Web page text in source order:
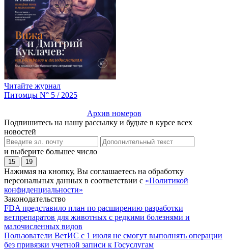
Читайте журнал
Питомцы N° 5 / 2025
Архив номеров
Подпишитесь на нашу рассылку и будьте в курсе всех
новостей
и выберите большее число
15 19
Нажимая на кнопку, Вы соглашаетесь на обработку
персональных данных в соответствии с «Политикой
конфиденциальности»
Законодательство
FDA представило план по расширению разработки
ветпрепаратов для животных с редкими болезнями и
малочисленных видов
Пользователи ВетИС с 1 июля не смогут выполнять операции
без привязки учетной записи к Госуслугам